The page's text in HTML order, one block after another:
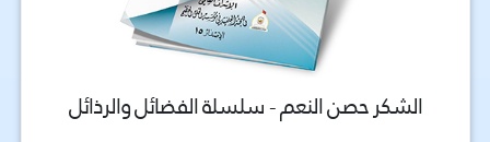
الشكر حصن النعم - سلسلة الفضائل والرذائل